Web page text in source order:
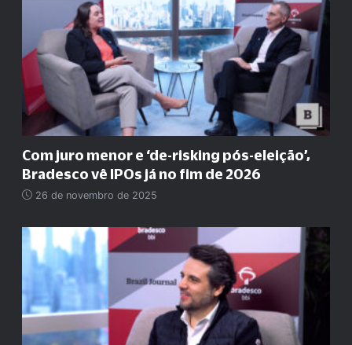
Com juro menor e ‘de-risking pós-eleição’,
Bradesco vê IPOs já no fim de 2026
26 de novembro de 2025